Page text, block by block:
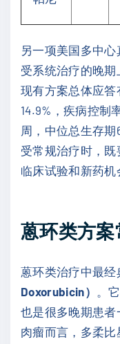
另一项美国多中
受系统治疗的晚
现有方案总体应
14.9%，疾病控制
周，中位总生存
受常规治疗时，
临床试验和新药机
蒽环类方案
蒽环类治疗中最经
Doxorubicin） 。
也是很多晚期患
肉瘤而言，多柔